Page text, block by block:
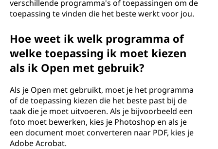
verschillende programma's of toepassingen om de
toepassing te vinden die het beste werkt voor jou.
Hoe weet ik welk programma of
welke toepassing ik moet kiezen
als ik Open met gebruik?
Als je Open met gebruikt, moet je het programma
of de toepassing kiezen die het beste past bij de
taak die je moet uitvoeren. Als je bijvoorbeeld een
foto moet bewerken, kies je Photoshop en als je
een document moet converteren naar PDF, kies je
Adobe Acrobat.